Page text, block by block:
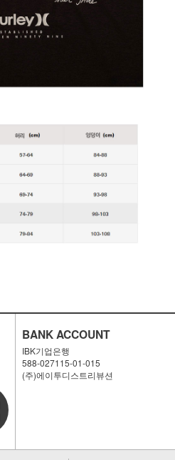
BANK ACCOUNT
IBK기업은행
588-027115-01-015
(주)에이투디스트리뷰션